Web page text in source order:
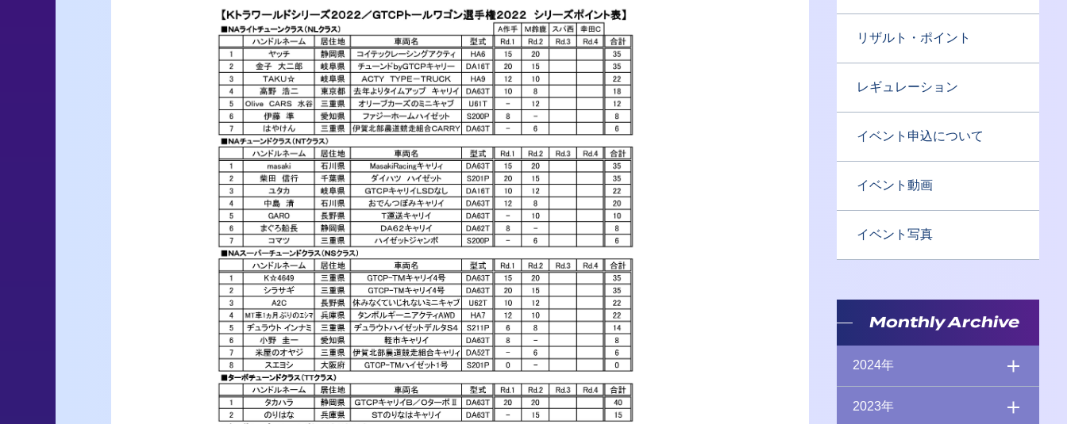
リザルト・ポイント
レギュレーション
イベント申込について
イベント動画
イベント写真
Monthly Archive
2024年
2023年